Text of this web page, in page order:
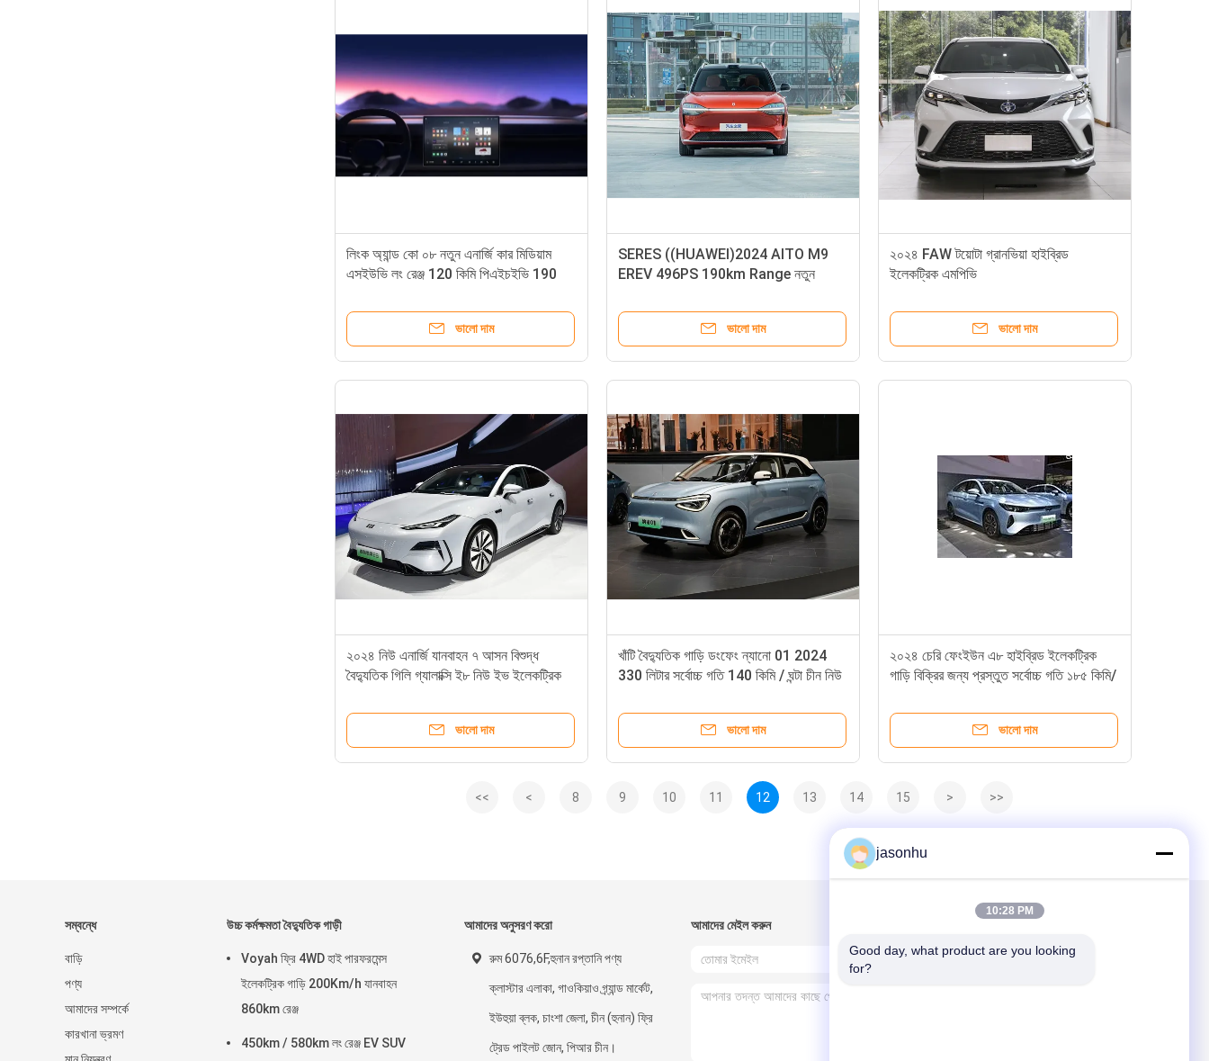
লিংক অ্যান্ড কো ০৮ নতুন এনার্জি কার মিডিয়াম
এসইউভি লং রেঞ্জ 120 কিমি পিএইচইভি 190
ভালো দাম
SERES ((HUAWEI)2024 AITO M9
EREV 496PS 190km Range নতুন
ভালো দাম
২০২৪ FAW টয়োটা গ্রানভিয়া হাইব্রিড
ইলেকট্রিক এমপিভি
ভালো দাম
২০২৪ নিউ এনার্জি যানবাহন ৭ আসন বিশুদ্ধ
বৈদ্যুতিক গিলি গ্যালাক্সি ই৮ নিউ ইভ ইলেকট্রিক
ভালো দাম
খাঁটি বৈদ্যুতিক গাড়ি ডংফেং ন্যানো 01 2024
330 লিটার সর্বোচ্চ গতি 140 কিমি / ঘন্টা চীন নিউ
ভালো দাম
২০২৪ চেরি ফেংইউন এ৮ হাইব্রিড ইলেকট্রিক
গাড়ি বিক্রির জন্য প্রস্তুত সর্বোচ্চ গতি ১৮৫ কিমি/
ভালো দাম
<< < 8 9 10 11 12 13 14 15 > >>
সম্বন্ধে
বাড়ি
পণ্য
আমাদের সম্পর্কে
কারখানা ভ্রমণ
উচ্চ কর্মক্ষমতা বৈদ্যুতিক গাড়ী
Voyah ফ্রি 4WD হাই পারফরমেন্স
ইলেকট্রিক গাড়ি 200Km/h যানবাহন
860km রেঞ্জ
450km / 580km লং রেঞ্জ EV SUV
আমাদের অনুসরণ করো
রুম 6076,6F,হুনান রপ্তানি পণ্য
ক্লাস্টার এলাকা, গাওকিয়াও গ্র্যান্ড মার্কেট,
ইউহুয়া ব্লক, চাংশা জেলা, চীন (হুনান) ফ্রি
ট্রেড পাইলট জোন, পিআর চীন।
আমাদের মেইল ​​করুন
jasonhu
10:28 PM
Good day, what product are you looking
for?